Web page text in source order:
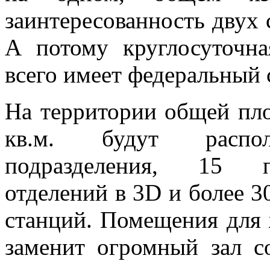
заинтересованность
А потому
всего имеет федеральный
На территории общей
кв.м. будут
подразделения, 15
отделений в 3D и более
станций. Помещения для
заменит огромный зал